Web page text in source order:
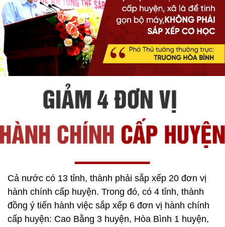
Cả nước có 13 tỉnh, thành phải sắp xếp 20 đơn vị
hành chính cấp huyện. Trong đó, có 4 tỉnh, thành
đồng ý tiến hành việc sắp xếp 6 đơn vị hành chính
cấp huyện: Cao Bằng 3 huyện, Hòa Bình 1 huyện,